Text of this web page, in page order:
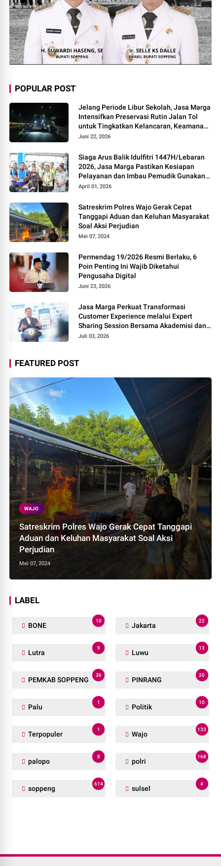
POPULAR POST
Jelang Periode Libur Sekolah, Jasa Marga
Intensifkan Preservasi Rutin Jalan Tol
untuk Tingkatkan Kelancaran, Keamanan
dan Kenyamanan Perjalanan
Juni 22, 2026
Siaga Arus Balik Idulfitri 1447H/Lebaran
2026, Jasa Marga Pastikan Kesiapan
Pelayanan dan Imbau Pemudik Gunakan
Rest Area Alternatif
April 01, 2026
Satreskrim Polres Wajo Gerak Cepat
Tanggapi Aduan dan Keluhan Masyarakat
Soal Aksi Perjudian
Mei 07, 2024
Permendag 19/2026 Resmi Berlaku, 6
Poin Penting Ini Wajib Diketahui
Pengusaha Digital
Juni 23, 2026
Jasa Marga Perkuat Transformasi
Customer Experience melalui Expert
Sharing Session Bersama Akademisi dan
Praktisi
Juli 03, 2026
FEATURED POST
WAJO
Satreskrim Polres Wajo Gerak Cepat Tanggapi
Aduan dan Keluhan Masyarakat Soal Aksi
Perjudian
Mei 07, 2024
LABEL
BONE
18
Jakarta
22
Lutra
9
Luwu
13
PEMKAB SOPPENG
36
PINRANG
20
Palu
1
Politik
10
Terpopuler
1
Wajo
133
palopo
8
polri
168
soppeng
614
sulsel
4